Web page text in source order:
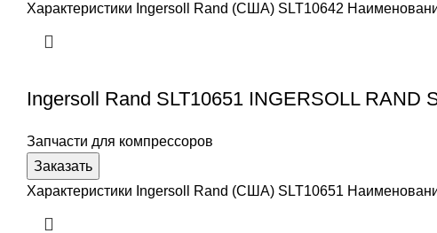
Характеристики Ingersoll Rand (США) SLT10642
Ingersoll Rand SLT10651 INGERSOLL RAND
Запчасти для компрессоров
Заказать
Характеристики Ingersoll Rand (США) SLT10651